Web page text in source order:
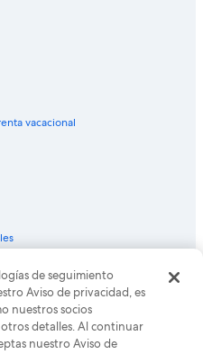
Mistery Hill
Appalachian Ski Mtn.
Pottery
Native Gardens
Rock
vacacional
Expedia Group. Todos los
de Expedia son marcas
Expedia, Inc. CST# 2029030-50.
de seguimiento
Aviso de privacidad, es
nuestros socios
detalles. Al continuar
nuestro Aviso de